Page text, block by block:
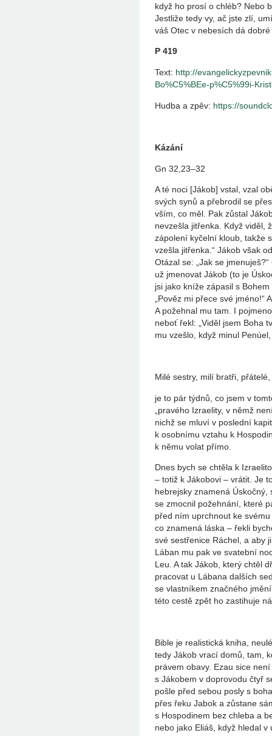
když ho prosí o chléb? Nebo
Jestliže tedy vy, ač jste zlí,
váš Otec v nebesích dá
P 419
Text: http://
Bo%C5%BEe-p%C5%99i-
Hudba a zpěv: https://
Kázání
Gn 32,23–32
A té noci [Jákob] vstal, vzal
svých synů a přebrodil se
vším, co měl. Pak zůstal
nevzešla jitřenka. Když viděl,
zápolení kyčelní kloub, takže
vzešla jitřenka.“ Jákob však
Otázal se: „Jak se
už jmenovat Jákob (to je
jsi jako kníže zápasil s
„Pověz mi přece své jméno!“
A požehnal mu tam. I
neboť řekl: „Viděl jsem Boha
mu vzešlo, když minul
Milé sestry, milí bratři, přátelé,
je to pár týdnů, co jsem v
„pravého Izraelity, v němž
nichž se mluví v poslední
k osobnímu vztahu k
k němu volat přímo.
Dnes bych se chtěla k
– totiž k Jákobovi – vrátit. Je
hebrejsky znamená
se zmocnil požehnání, které
před ním uprchnout ke
co znamená láska – řekli
své sestřenice Ráchel, a aby
Lában mu pak ve svatební
Leu. A tak Jákob, který chtěl
pracovat u Lábana dalších
se vlastníkem značného
této cestě zpět ho zastihuje
Bible je realistická kniha,
tedy Jákob vrací domů, tam,
právem obavy. Ezau sice
s Jákobem v doprovodu čtyř
pošle před sebou posly s
přes řeku Jabok a zůstane
s Hospodinem bez chleba a
nebo jako Eliáš, když hledal